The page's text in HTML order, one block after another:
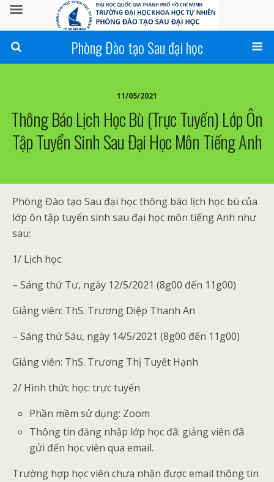
Phòng Đào tạo Sau đại học
11/05/2021
Thông Báo Lịch Học Bù (trực Tuyến) Lớp Ôn
Tập Tuyển Sinh Sau Đại Học Môn Tiếng Anh
Phòng Đào tạo Sau đại học thông báo lịch học bù của
lớp ôn tập tuyển sinh sau đại học môn tiếng Anh như
sau:
1/ Lịch học:
– Sáng thứ Tư, ngày 12/5/2021 (8g00 đến 11g00)
Giảng viên: ThS. Trương Diệp Thanh An
– Sáng thứ Sáu, ngày 14/5/2021 (8g00 đến 11g00)
Giảng viên: ThS. Trương Thị Tuyết Hạnh
2/ Hình thức học: trực tuyến
Phần mềm sử dụng: Zoom
Thông tin đăng nhập lớp học đã: giảng viên đã
gửi đến học viên qua email.
Trường hợp học viên chưa nhận được email thông tin